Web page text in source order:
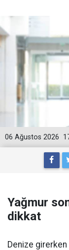
06 Ağustos 2026
Yağmur
dikkat
Denize